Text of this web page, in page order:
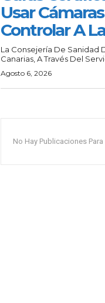
Usar
Controlar A
La Consejería De Sanidad
Canarias, A Través Del
Agosto 6, 2026
No Hay Publicaciones